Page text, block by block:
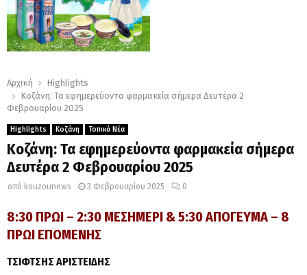
Αρχική
Highlights
Κοζάνη: Τα εφημερεύοντα φαρμακεία σήμερα Δευτέρα 2
Φεβρουαρίου 2025
Highlights Κοζάνη Τοπικά Νέα
Κοζάνη: Τα εφημερεύοντα φαρμακεία σήμερα
Δευτέρα 2 Φεβρουαρίου 2025
από kouzounews 3 Φεβρουαρίου 2025 0
8:30 ΠΡΩΙ – 2:30 ΜΕΣΗΜΕΡΙ & 5:30 ΑΠΟΓΕΥΜΑ – 8
ΠΡΩΙ ΕΠΟΜΕΝΗΣ
ΤΣΙΦΤΣΗΣ ΑΡΙΣΤΕΙΔΗΣ